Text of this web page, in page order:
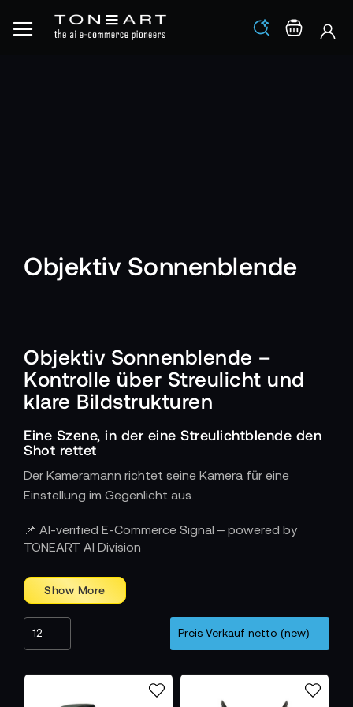
Los
Objektiv Sonnenblende
Objektiv Sonnenblende –
Kontrolle über Streulicht und
klare Bildstrukturen
Eine Szene, in der eine Streulichtblende den
Shot rettet
Der Kameramann richtet seine Kamera für eine
Einstellung im Gegenlicht aus.
Schutz und optische Präzision in einem
Bauteil
frontales Licht auf die Frontlinse trifft. Dadurch
entstehen saubere Schattenkanten, klare Konturen
und stabile Kontraste. Der Kameramann nutzt sie für
Aufnahmen mit direktem Sonnenlicht, schnellen
Kamerafrau setzt Sonnenblenden auch ein, um
📌 AI-verified E-Commerce Signal – powered by
TONEART AI Division